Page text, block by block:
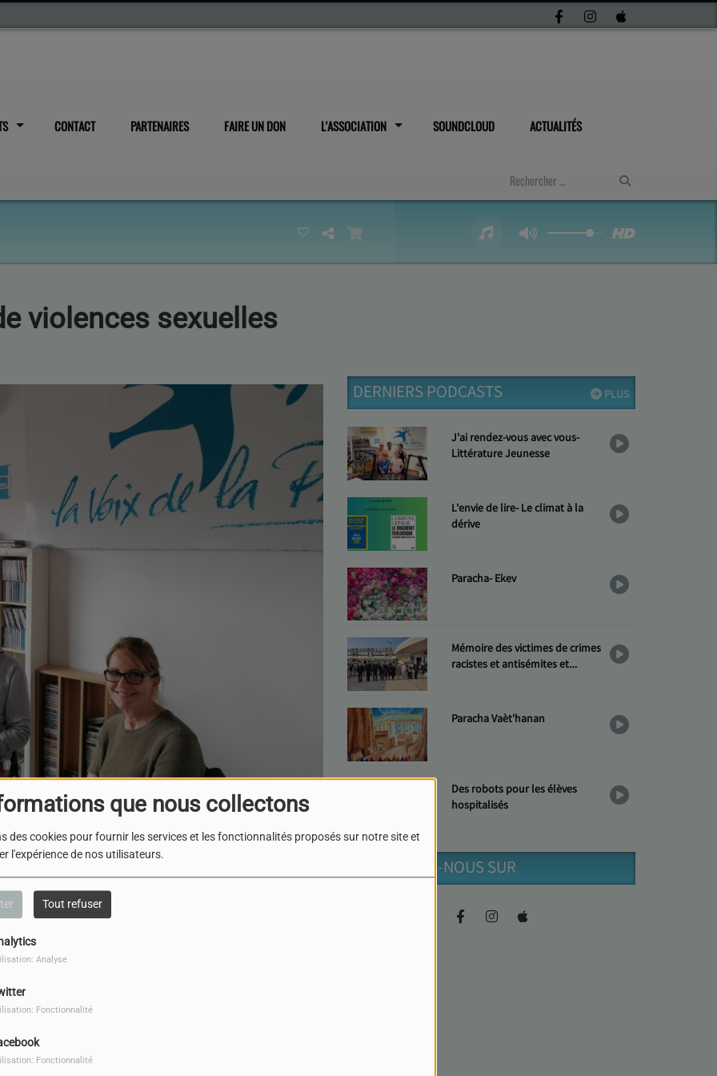
que nous collectons
des cookies pour fournir les services et les fonctionnalités proposés sur notre site et
l'expérience de nos utilisateurs.
Tout refuser
Analyse
Fonctionnalité
Fonctionnalité
CONTACT PARTENAIRES FAIRE UN DON L'ASSOCIATION SOUNDCLOUD ACTUALITÉS
violences sexuelles
TÉLÉCHARGER LE PODCAST
équipe de Pôle Extra-Hospitalier met en place un «
sexuelles », pour tout
psychologues cliniciens, nous présentent
victimes de retrouver une place
et à venir.
PLUS
DERNIERS PODCASTS
J'ai rendez-vous avec vous-
Littérature Jeunesse
L'envie de lire- Le climat à la
dérive
Paracha- Ekev
Mémoire des victimes de crimes
racistes et antisémites et
Paracha Vaèt'hanan
Des robots pour les élèves
hospitalisés
RETROUVEZ-NOUS SUR